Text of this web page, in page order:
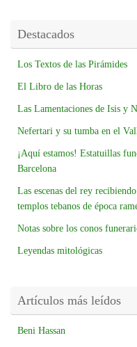
Destacados
Los Textos de las Pirámides
El Libro de las Horas
Las Lamentaciones de Isis y
Nefertari y su tumba en el
¡Aquí estamos! Estatuillas
Barcelona
Las escenas del rey
templos tebanos de época
Notas sobre los conos
Leyendas mitológicas
Artículos más leídos
Beni Hassan